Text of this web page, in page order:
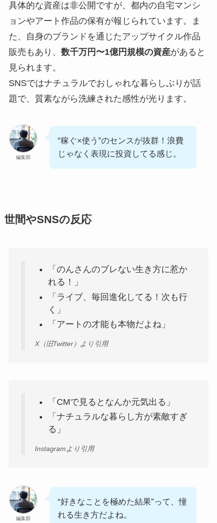
具体的な資産は非公開ですが、都内の自宅マンシ
ョンやアート作品の保有が報じられています。ま
た、自身のブランドを通じたアップサイクル作品
販売もあり、 数千万円〜1億円規模の資産があると
見られます。
SNSではナチュラルでおしゃれな暮らしぶりが話
題で、質素ながら洗練された感性が光ります。
編集部
“稼ぐ×使う”のセンスが抜群！浪費
じゃなく表現に投資してる感じ。
世間やSNSの反応
「のんさんのブレない生き方に惹か
れる！」
「ライブ、毎回進化してる！次も行
く」
「アートの才能も本物だよね」
X（旧Twitter）より引用
「CMで見るとなんか元気出る」
「ナチュラルな暮らし方が素敵すぎ
る」
Instagramより引用
編集部
“好きなことを極めた結果”って、憧
れる生き方だよね。